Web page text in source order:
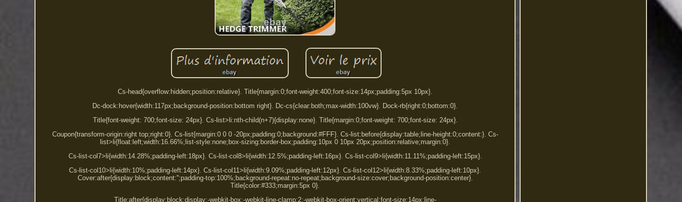
Cs-head{overflow:hidden;position:relative}. Title{margin:0;font-weight:400;font-size:14px;padding:5px 10px}.
Dc-dock:hover{width:117px;background-position:bottom right}. Dc-cs{clear:both;max-width:100vw}. Dock-rb{right:0;bottom:0}.
Title{font-weight: 700;font-size: 24px}. Cs-list>li:nth-child(n+7){display:none}. Title{margin:0;font-weight: 700;font-size: 24px}.
Coupon{transform-origin:right top;right:0}. Cs-list{margin:0 0 0 -20px;padding:0;background:#FFF}. Cs-list:before{display:table;line-height:0;content:}. Cs-
list>li{float:left;width:16.66%;list-style:none;box-sizing:border-box;padding:10px 0 10px 20px;position:relative;margin:0}.
Cs-list-col7>li{width:14.28%;padding-left:18px}. Cs-list-col8>li{width:12.5%;padding-left:16px}. Cs-list-col9>li{width:11.11%;padding-left:15px}.
Cs-list-col10>li{width:10%;padding-left:14px}. Cs-list-col11>li{width:9.09%;padding-left:12px}. Cs-list-col12>li{width:8.33%;padding-left:10px}.
Cover:after{display:block;content:'';padding-top:100%;background-repeat:no-repeat;background-size:cover;background-position:center}.
Title{color:#333;margin:5px 0}.
Title:after{display:block;display:-webkit-box;-webkit-line-clamp:2;-webkit-box-orient:vertical;font-size:14px;line-